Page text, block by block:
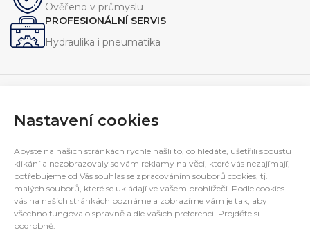
Nastavení cookies
Abyste na našich stránkách rychle našli to, co hledáte, ušetřili spoustu
klikání a nezobrazovaly se vám reklamy na věci, které vás nezajímají,
potřebujeme od Vás souhlas se zpracováním souborů cookies, tj.
malých souborů, které se ukládají ve vašem prohlížeči. Podle cookies
vás na našich stránkách poznáme a zobrazíme vám je tak, aby
všechno fungovalo správně a dle vašich preferencí. Projděte si
podrobně.
Ověřeno v průmyslu
PROFESIONÁLNÍ SERVIS
Hydraulika i pneumatika
Specializujeme se na jednoúčelové stroje, hydraulické
agregáty a technická řešení na míru.
E-mail: interfluid@interfluid.com
Telefon:(+420) 595 953 879
Mobil: (+420) 606 782 769
INFORMACE PRO ZÁKAZNÍKY